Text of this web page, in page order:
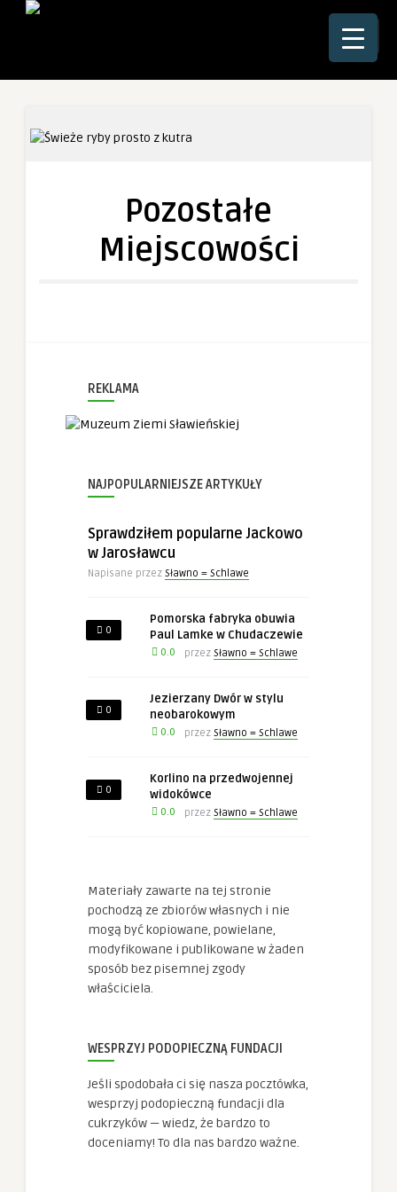
☰
Pozostałe
Miejscowości
REKLAMA
NAJPOPULARNIEJSZE ARTYKUŁY
Sprawdziłem popularne Jackowo
w Jarosławcu
Napisane przez Sławno = Schlawe
0
Pomorska fabryka obuwia
Paul Lamke w Chudaczewie
0.0 przez Sławno = Schlawe
0
Jezierzany Dwór w stylu
neobarokowym
0.0 przez Sławno = Schlawe
0
Korlino na przedwojennej
widokówce
0.0 przez Sławno = Schlawe
Materiały zawarte na tej stronie
pochodzą ze zbiorów własnych i nie
mogą być kopiowane, powielane,
modyfikowane i publikowane w żaden
sposób bez pisemnej zgody
właściciela.
WESPRZYJ PODOPIECZNĄ FUNDACJI
Jeśli spodobała ci się nasza pocztówka,
wesprzyj podopieczną fundacji dla
cukrzyków — wiedz, że bardzo to
doceniamy! To dla nas bardzo ważne.
Konieczne
Te pliki cookie
one potrzebne
internetowej.
funkcjonalność
na podstawie
podczas twojego
przejścia na nią.
Jeśli odrzucisz te
niektóre funkcje
znikną ze strony
internetowej.
Udostępniając
zainteresowania i
odwiedzania naszej